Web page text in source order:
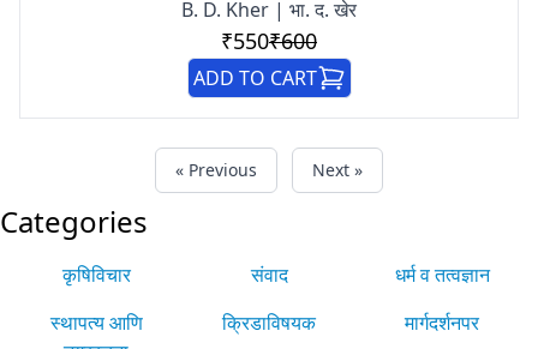
B. D. Kher | भा. द. खेर
₹550₹600
ADD TO CART
« Previous Next »
Categories
कृषिविचार संवाद
धर्म व तत्वज्ञान
स्थापत्य आणि
क्रिडाविषयक मार्गदर्शनपर